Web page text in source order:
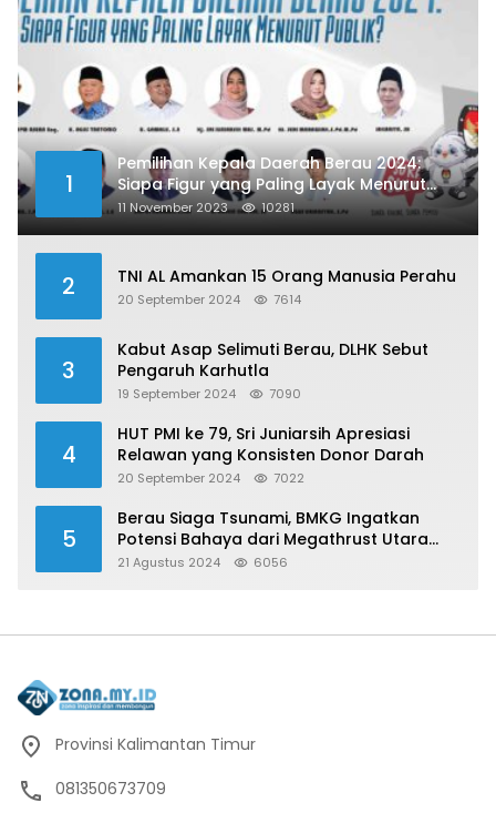
1
Pemilihan Kepala Daerah Berau 2024:
Siapa Figur yang Paling Layak Menurut
Publik?
11 November 2023 10281
2 TNI AL Amankan 15 Orang Manusia Perahu
20 September 2024 7614
3
Kabut Asap Selimuti Berau, DLHK Sebut
Pengaruh Karhutla
19 September 2024 7090
4
HUT PMI ke 79, Sri Juniarsih Apresiasi
Relawan yang Konsisten Donor Darah
20 September 2024 7022
5
Berau Siaga Tsunami, BMKG Ingatkan
Potensi Bahaya dari Megathrust Utara
Sulawesi
21 Agustus 2024 6056
Provinsi Kalimantan Timur
081350673709